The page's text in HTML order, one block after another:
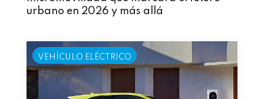
urbano en 2026 y más allá
VEHÍCULO ELÉCTRICO